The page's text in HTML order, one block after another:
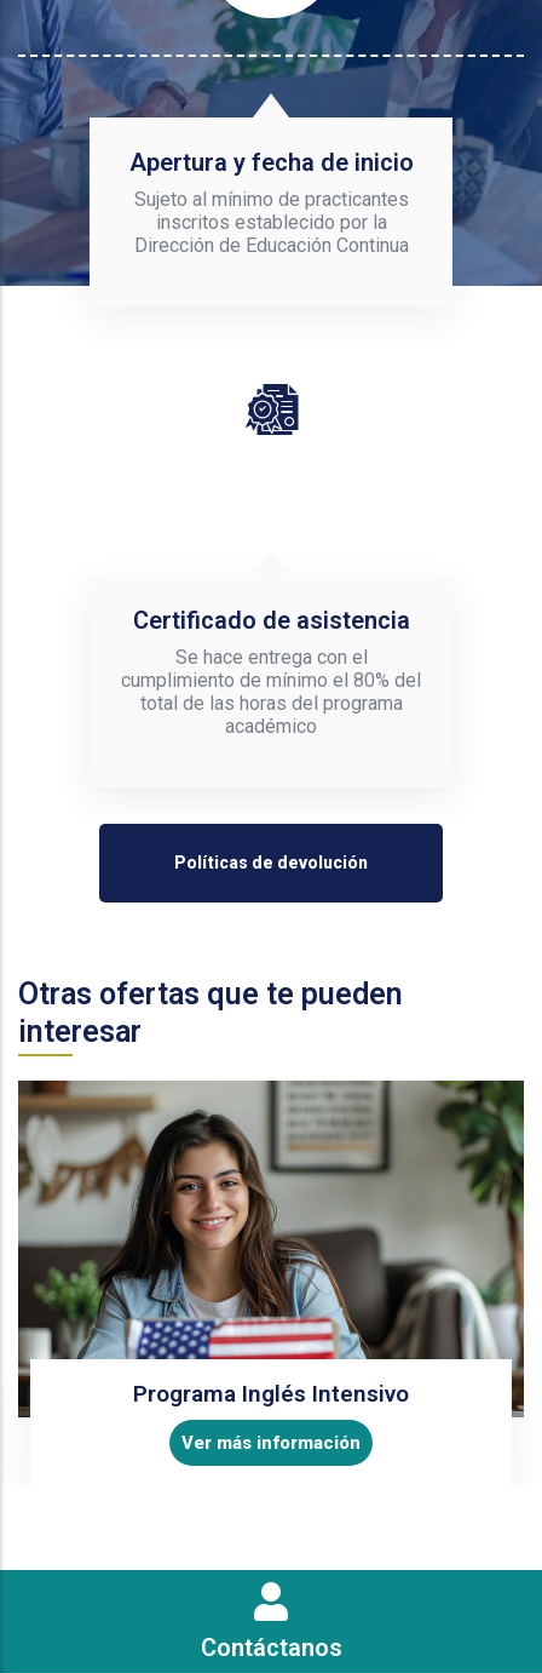
Apertura y fecha de inicio
Sujeto al mínimo de practicantes
inscritos establecido por la
Dirección de Educación Continua
Certificado de asistencia
Se hace entrega con el
cumplimiento de mínimo el 80% del
total de las horas del programa
académico
Políticas de devolución
Otras ofertas que te pueden
interesar
Programa Inglés Intensivo
Ver más información
Contáctanos